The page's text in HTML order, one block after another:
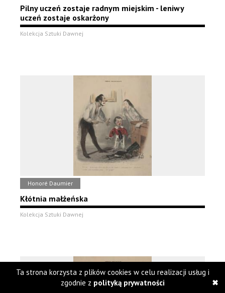
Pilny uczeń zostaje radnym miejskim - leniwy
uczeń zostaje oskarżony
Kolekcja Sztuki Dawnej
Honoré Daumier
Kłótnia małżeńska
Kolekcja Sztuki Dawnej
Ta strona korzysta z plików cookies w celu realizacji usług i
zgodnie z polityką prywatności